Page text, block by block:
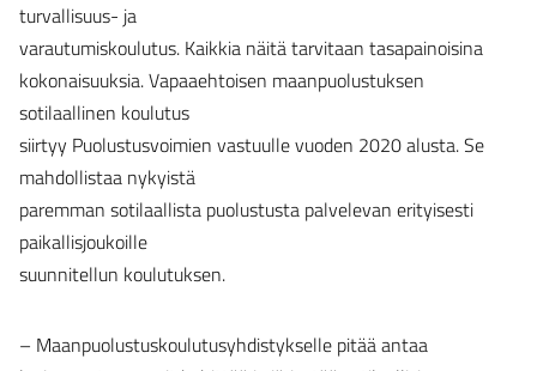
turvallisuus- ja
varautumiskoulutus. Kaikkia näitä tarvitaan tasapainoisina
kokonaisuuksia. Vapaaehtoisen maanpuolustuksen
sotilaallinen koulutus
siirtyy Puolustusvoimien vastuulle vuoden 2020 alusta. Se
mahdollistaa nykyistä
paremman sotilaallista puolustusta palvelevan erityisesti
paikallisjoukoille
suunnitellun koulutuksen.
– Maanpuolustuskoulutusyhdistykselle pitää antaa